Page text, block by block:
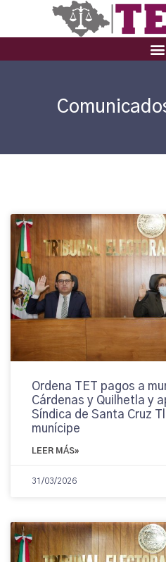
Ordena TET pagos a
Cárdenas y Quilhetla y
Síndica de Santa Cruz
munícipe
LEER MÁS»
31/03/2026